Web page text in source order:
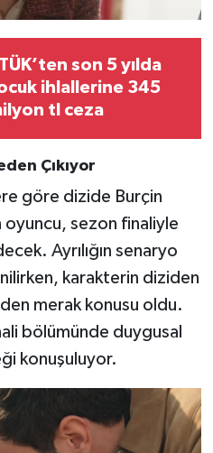
son 5 yılda
ihlallerine 345
tl ceza
Çıkıyor
göre dizide Burçin
sezon finaliyle
Ayrılığın senaryo
karakterin diziden
merak konusu oldu.
bölümünde duygusal
konuşuluyor.